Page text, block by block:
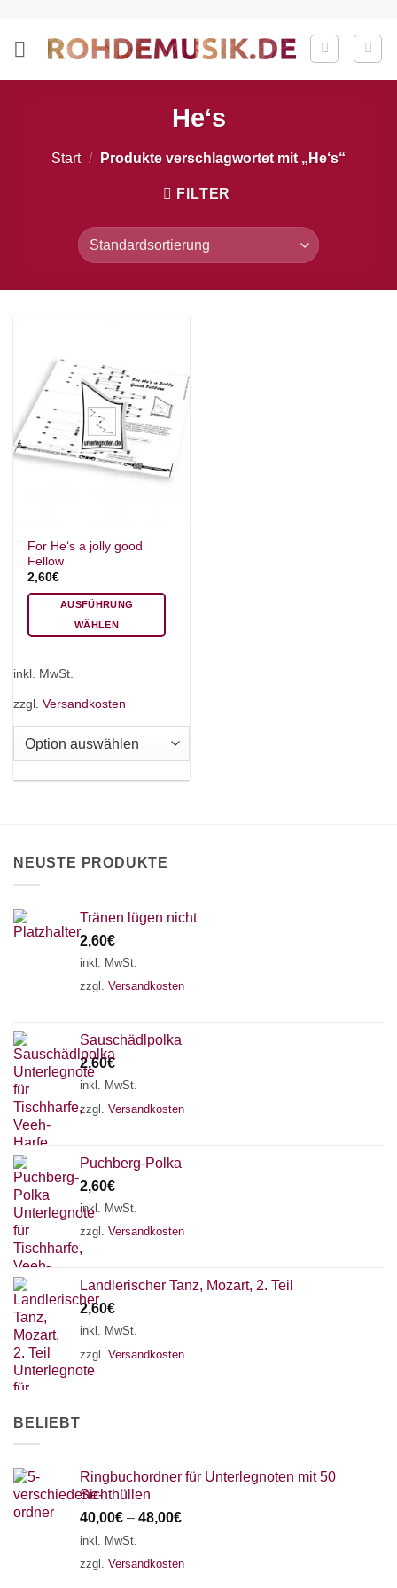
springen
He‘s
Start / Produkte verschlagwortet mit „He‘s“
FILTER
For He‘s a jolly good
Fellow
2,60€
AUSFÜHRUNG
WÄHLEN
mehrere
auf.
gewählt
werden
inkl. MwSt.
zzgl. Versandkosten
NEUSTE PRODUKTE
Tränen lügen nicht
2,60€
inkl. MwSt.
zzgl. Versandkosten
Sauschädlpolka
2,60€
inkl. MwSt.
zzgl. Versandkosten
Puchberg-Polka
2,60€
inkl. MwSt.
zzgl. Versandkosten
Landlerischer Tanz, Mozart, 2. Teil
2,60€
inkl. MwSt.
zzgl. Versandkosten
BELIEBT
Ringbuchordner für Unterlegnoten mit 50
Sichthüllen
40,00€ – 48,00€
inkl. MwSt.
zzgl. Versandkosten
Chat Support
18 SAITEN
AKKORDZITHER